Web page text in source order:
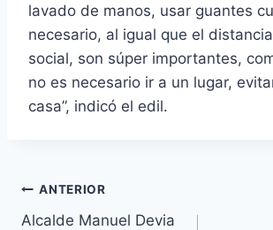
lavado de manos, usar guantes
necesario, al igual que el
social, son súper importantes,
no es necesario ir a un lugar,
casa”, indicó el edil.
ANTERIOR
Alcalde Manuel Devia